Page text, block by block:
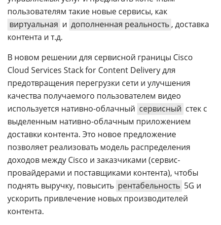
пользователям такие новые сервисы, как
виртуальная и дополненная реальность , доставка
контента и т.д.
В новом решении для сервисной границы Cisco
Cloud Services Stack for Content Delivery для
предотвращения перегрузки сети и улучшения
качества получаемого пользователем видео
используется нативно-облачный сервисный стек с
выделенным нативно-облачным приложением
доставки контента. Это новое предложение
позволяет реализовать модель распределения
доходов между Cisco и заказчиками (сервис-
провайдерами и поставщиками контента), чтобы
поднять выручку, повысить рентабельность 5G и
ускорить привлечение новых производителей
контента.